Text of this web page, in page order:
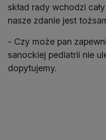
skład rady wchodzi
nasze zdanie jest
- Czy może pan
sanockiej pediatrii nie
dopytujemy.